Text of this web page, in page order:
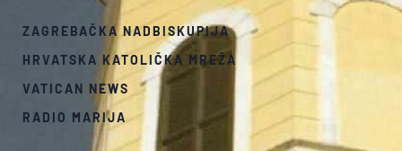
ZAGREBAČKA NADBISKUPIJA
HRVATSKA KATOLIČKA MREŽA
VATICAN NEWS
RADIO MARIJA